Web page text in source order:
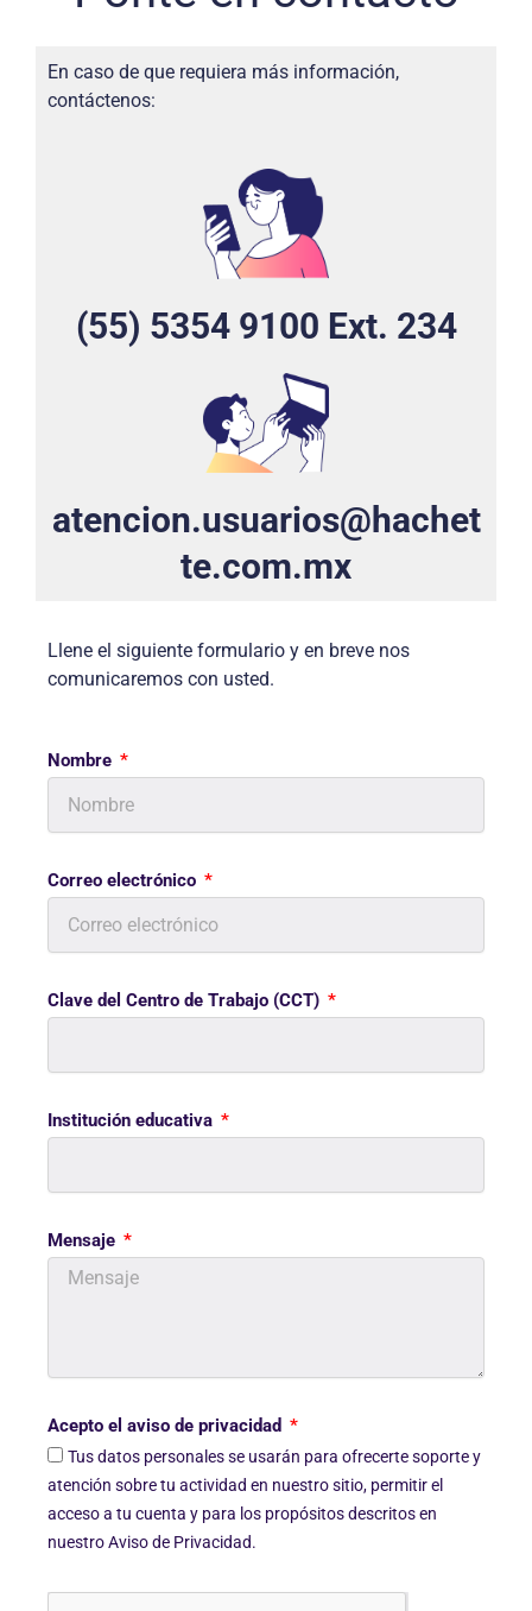
En caso de que requiera más información,
contáctenos:
(55) 5354 9100 Ext. 234
atencion.usuarios@hachet
te.com.mx
Llene el siguiente formulario y en breve nos
comunicaremos con usted.
Nombre
Correo electrónico
Clave del Centro de Trabajo (CCT)
Institución educativa
Mensaje
Acepto el aviso de privacidad
Tus datos personales se usarán para ofrecerte soporte y
atención sobre tu actividad en nuestro sitio, permitir el
acceso a tu cuenta y para los propósitos descritos en
nuestro Aviso de Privacidad.